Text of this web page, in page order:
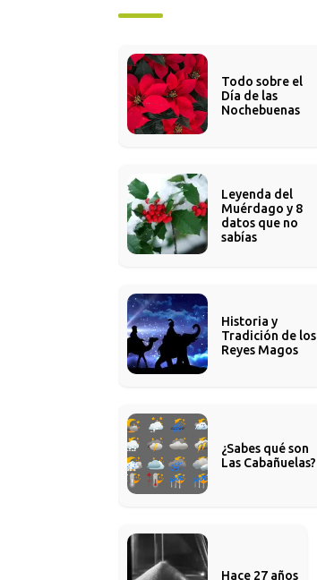
Todo sobre el
Día de las
Nochebuenas
Leyenda del
Muérdago y 8
datos que no
sabías
Historia y
Tradición de los
Reyes Magos
¿Sabes qué son
Las Cabañuelas?
Hace 27 años